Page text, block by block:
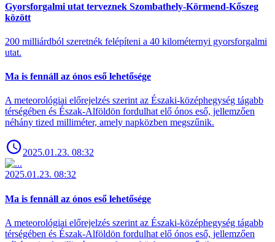
Gyorsforgalmi utat terveznek Szombathely-Körmend-Kőszeg
között
200 milliárdból szeretnék felépíteni a 40 kilométernyi gyorsforgalmi
utat.
Ma is fennáll az ónos eső lehetősége
A meteorológiai előrejelzés szerint az Északi-középhegység tágabb
térségében és Észak-Alföldön fordulhat elő ónos eső, jellemzően
néhány tized milliméter, amely napközben megszűnik.
2025.01.23. 08:32
2025.01.23. 08:32
Ma is fennáll az ónos eső lehetősége
A meteorológiai előrejelzés szerint az Északi-középhegység tágabb
térségében és Észak-Alföldön fordulhat elő ónos eső, jellemzően